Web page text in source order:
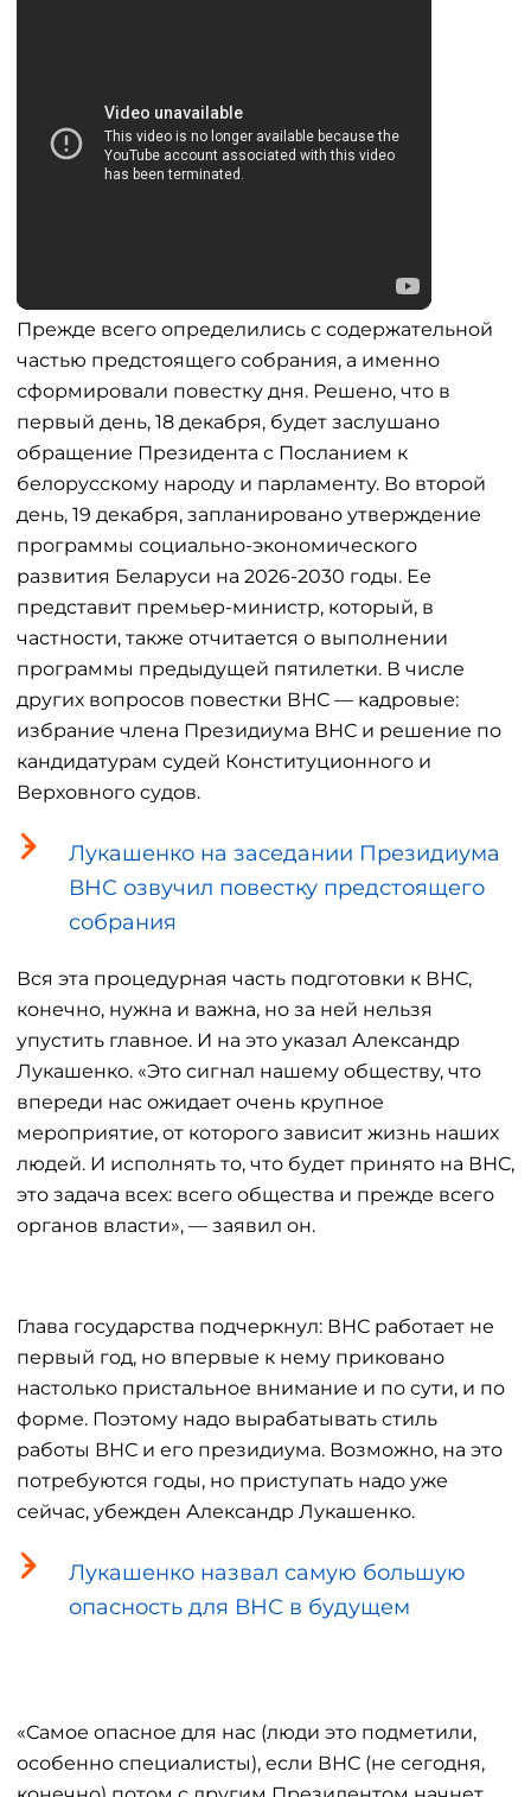
Прежде всего определились с содержательной
частью предстоящего собрания, а именно
сформировали повестку дня. Решено, что в
первый день, 18 декабря, будет заслушано
обращение Президента с Посланием к
белорусскому народу и парламенту. Во второй
день, 19 декабря, запланировано утверждение
программы социально-экономического
развития Беларуси на 2026-2030 годы. Ее
представит премьер-министр, который, в
частности, также отчитается о выполнении
программы предыдущей пятилетки. В числе
других вопросов повестки ВНС — кадровые:
избрание члена Президиума ВНС и решение по
кандидатурам судей Конституционного и
Верховного судов.
Лукашенко на заседании Президиума
ВНС озвучил повестку предстоящего
собрания
Вся эта процедурная часть подготовки к ВНС,
конечно, нужна и важна, но за ней нельзя
упустить главное. И на это указал Александр
Лукашенко. «Это сигнал нашему обществу, что
впереди нас ожидает очень крупное
мероприятие, от которого зависит жизнь наших
людей. И исполнять то, что будет принято на ВНС,
это задача всех: всего общества и прежде всего
органов власти», — заявил он.
Глава государства подчеркнул: ВНС работает не
первый год, но впервые к нему приковано
настолько пристальное внимание и по сути, и по
форме. Поэтому надо вырабатывать стиль
работы ВНС и его президиума. Возможно, на это
потребуются годы, но приступать надо уже
сейчас, убежден Александр Лукашенко.
Лукашенко назвал самую большую
опасность для ВНС в будущем
«Самое опасное для нас (люди это подметили,
особенно специалисты), если ВНС (не сегодня,